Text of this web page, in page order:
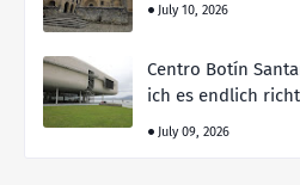
July 10, 2026
Centro Botín
ich es endlich
July 09, 2026